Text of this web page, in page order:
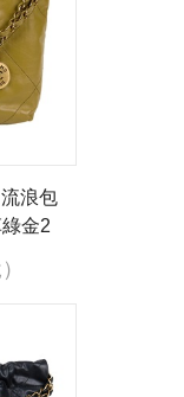
浪包
金2
/內